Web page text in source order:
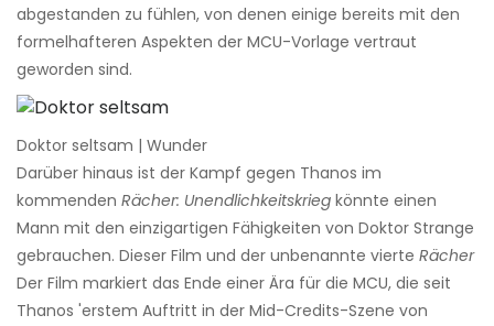
abgestanden zu fühlen, von denen einige bereits mit den
formelhafteren Aspekten der MCU-Vorlage vertraut
geworden sind.
Doktor seltsam | Wunder
Darüber hinaus ist der Kampf gegen Thanos im
kommenden Rächer: Unendlichkeitskrieg könnte einen
Mann mit den einzigartigen Fähigkeiten von Doktor Strange
gebrauchen. Dieser Film und der unbenannte vierte Rächer
Der Film markiert das Ende einer Ära für die MCU, die seit
Thanos 'erstem Auftritt in der Mid-Credits-Szene von